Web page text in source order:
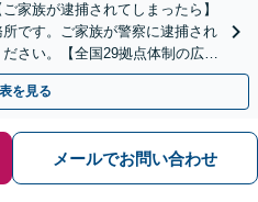
家族が逮捕されてしまったら】
です。ご家族が警察に逮捕され
さい。【全国29拠点体制の広域
相談可(予約制)】
を見る
メールでお問い合わせ